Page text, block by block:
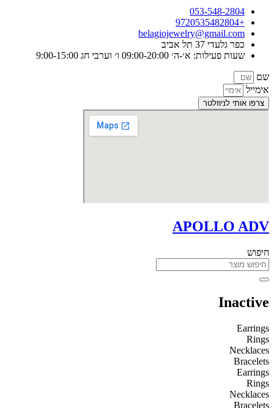
053-548-2804
+9720535482804
belagiojewelry@gmail.com
כפר גלעדי 37 תל אביב
שעות פעילות: א׳-ה׳ 09:00-20:00 ו׳ וערבי חג 9:00-15:00
שם
אימייל
צרפו אותי לניוזלטר
APOLLO ADV
חיפוש
Inactive
Earrings
Rings
Necklaces
Bracelets
Earrings
Rings
Necklaces
Bracelets